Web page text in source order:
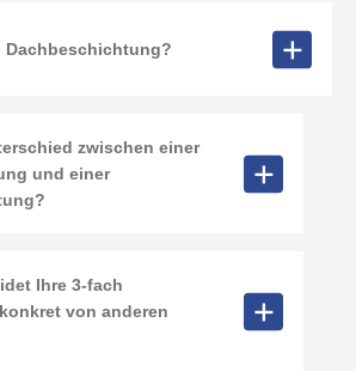
Dachbeschichtung?
zwischen einer
und einer
Ihre 3-fach
von anderen